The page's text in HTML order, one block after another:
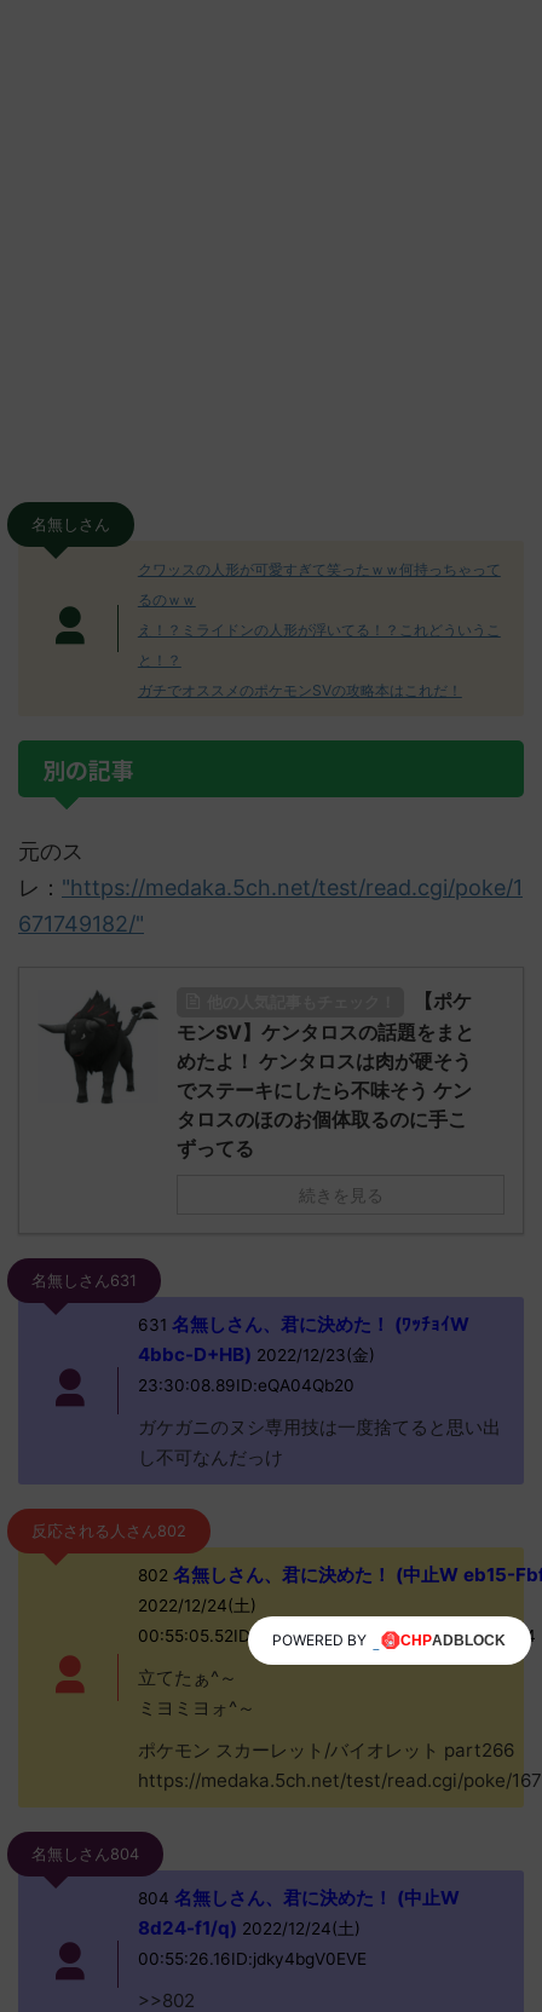
名無しさん
クワッスの人形が可愛すぎて笑ったｗｗ何持っちゃって
るのｗｗ
え！？ミライドンの人形が浮いてる！？これどういうこ
と！？
ガチでオススメのポケモンSVの攻略本はこれだ！
別の記事
元のス
レ： "https://medaka.5ch.net/test/read.cgi/poke/1
671749182/"
【ポケ
モンSV】ケンタロスの話題をまと
めたよ！ ケンタロスは肉が硬そう
でステーキにしたら不味そう ケン
タロスのほのお個体取るのに手こ
ずってる
続きを見る
名無しさん631
631 名無しさん、君に決めた！ (ﾜｯﾁｮｲW
4bbc-D+HB) 2022/12/23(金)
23:30:08.89ID:eQA04Qb20
ガケガニのヌシ専用技は一度捨てると思い出
し不可なんだっけ
反応される人さん802
802 名無しさん、君に決めた！ (中止W eb15-
2022/12/24(土)
00:55:05.52ID:0KB9FvYS0EVE>>804>>805>>814
立てたぁ^～
ミヨミヨォ^～
ポケモン スカーレット/バイオレット part266
https://medaka.5ch.net/test/read.cgi/poke/
名無しさん804
804 名無しさん、君に決めた！ (中止W
8d24-f1/q) 2022/12/24(土)
00:55:26.16ID:jdky4bgV0EVE
>>802
POWERED BY